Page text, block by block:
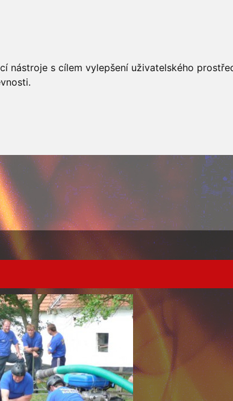
s cílem vylepšení uživatelského